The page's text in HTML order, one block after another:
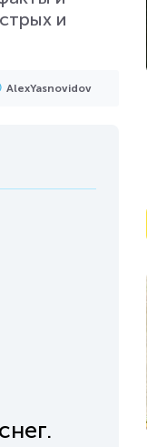
и
AlexYasnovidov